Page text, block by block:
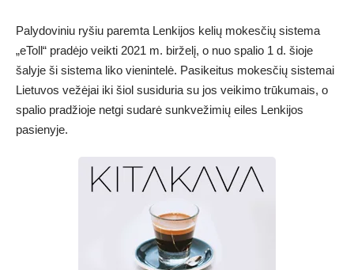
Palydoviniu ryšiu paremta Lenkijos kelių mokesčių sistema
„eToll“ pradėjo veikti 2021 m. birželį, o nuo spalio 1 d. šioje
šalyje ši sistema liko vienintelė. Pasikeitus mokesčių sistemai
Lietuvos vežėjai iki šiol susiduria su jos veikimo trūkumais, o
spalio pradžioje netgi sudarė sunkvežimių eiles Lenkijos
pasienyje.